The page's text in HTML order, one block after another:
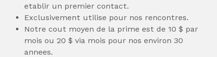
etablir un premier contact.
Exclusivement utilise pour nos rencontres.
Notre cout moyen de la prime est de 10 $ par
mois ou 20 $ via mois pour nos environ 30
annees.